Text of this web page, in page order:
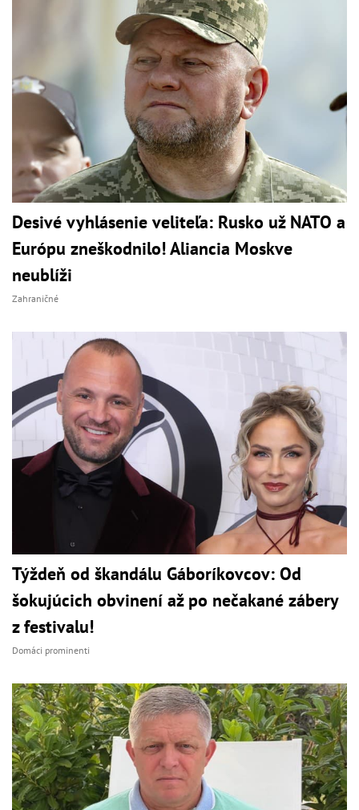
Desivé vyhlásenie veliteľa: Rusko už NATO a
Európu zneškodnilo! Aliancia Moskve
neublíži
Zahraničné
Týždeň od škandálu Gáboríkovcov: Od
šokujúcich obvinení až po nečakané zábery
z festivalu!
Domáci prominenti